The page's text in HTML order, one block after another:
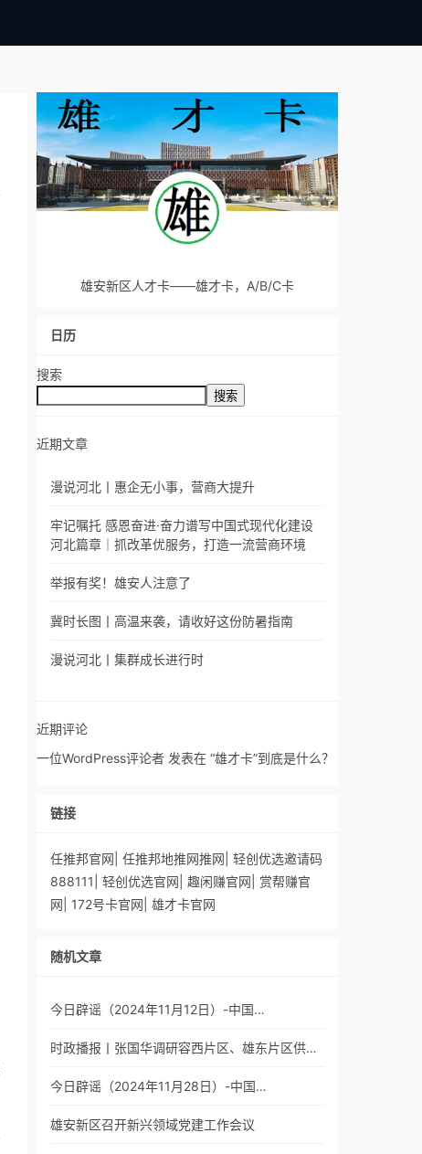
雄安新区人才卡——雄才卡，A/B/C卡
日历
搜索
搜索
近期文章
漫说河北丨惠企无小事，营商大提升
牢记嘱托 感恩奋进·奋力谱写中国式现代化建设
河北篇章｜抓改革优服务，打造一流营商环境
举报有奖！雄安人注意了
冀时长图丨高温来袭，请收好这份防暑指南
漫说河北丨集群成长进行时
近期评论
一位WordPress评论者 发表在 “雄才卡”到底是什么？
链接
任推邦官网 任推邦地推网推网 轻创优选邀请码
888111
轻创优选官网 趣闲赚官网
赏帮赚官
网
172号卡官网 雄才卡官网
随机文章
今日辟谣（2024年11月12日）-中国…
时政播报丨张国华调研容西片区、雄东片区供…
今日辟谣（2024年11月28日）-中国…
雄安新区召开新兴领域党建工作会议